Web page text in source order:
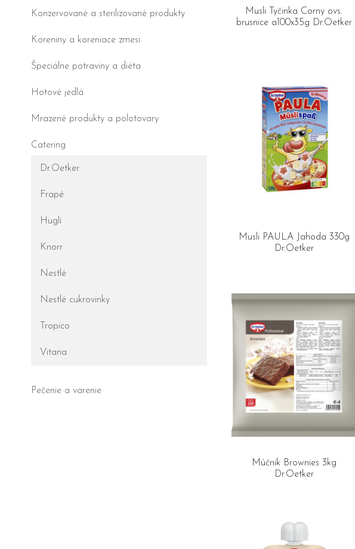
Konzervované a sterilizované produkty
Koreniny a koreniace zmesi
Špeciálne potraviny a diéta
Hotové jedlá
Mrazené produkty a polotovary
Catering
Dr.Oetker
Frapé
Hugli
Knorr
Nestlé
Nestlé cukrovinky
Tropico
Vitana
Pečenie a varenie
Musli Tyčinka Corny ovs.
brusnice a100x35g Dr.Oetker
Musli PAULA Jahoda 330g
Dr.Oetker
Múčnik Brownies 3kg
Dr.Oetker